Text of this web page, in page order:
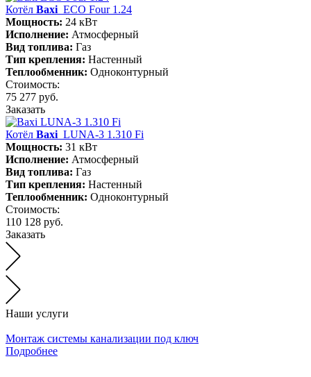
Котёл Baxi ECO Four 1.24
Мощность: 24 кВт
Исполнение: Атмосферный
Вид топлива: Газ
Тип крепления: Настенный
Теплообменник: Одноконтурный
Стоимость:
75 277 руб.
Заказать
Котёл Baxi LUNA-3 1.310 Fi
Мощность: 31 кВт
Исполнение: Атмосферный
Вид топлива: Газ
Тип крепления: Настенный
Теплообменник: Одноконтурный
Стоимость:
110 128 руб.
Заказать
Наши услуги
Монтаж системы канализации под ключ
Подробнее